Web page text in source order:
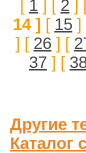
1 2
14 ] [ 15 ]
] [ 26 ] [
37 ] [
Другие
Каталог